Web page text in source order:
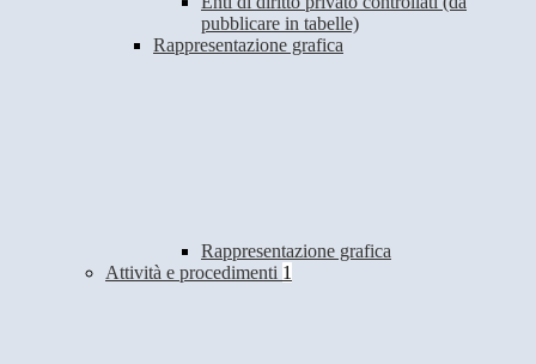
pubblicare in tabelle)
Rappresentazione grafica
Rappresentazione grafica
Attività e procedimenti 1